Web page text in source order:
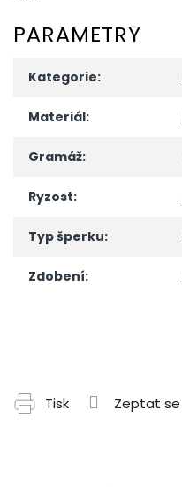
PARAMETRY
Kategorie:
Materiál:
Gramáž:
Ryzost:
Typ šperku:
Zdobení:
Tisk Zeptat se